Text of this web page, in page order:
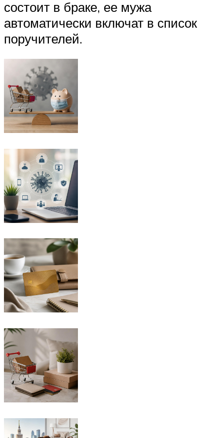
состоит в браке, ее мужа
автоматически включат в список
поручителей.